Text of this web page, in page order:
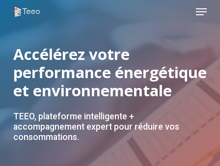
Skip
Menu
Accélérez votre
performance énergétique
et environnementale
TEEO, plateforme intelligente +
accompagnement expert pour réduire vos
consommations.